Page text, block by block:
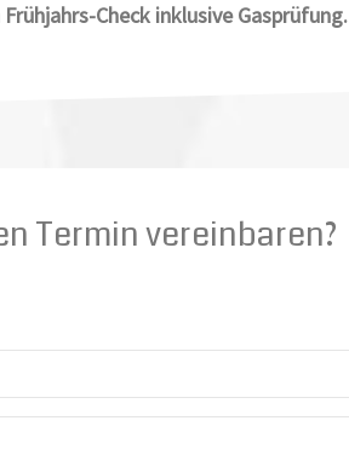
Check inklusive Gasprüfung.
Termin vereinbaren?